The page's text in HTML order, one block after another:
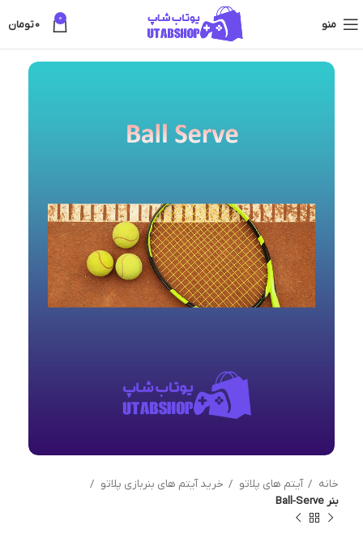
منو 0
0تومان
خانه آیتم های پلاتو
خرید آیتم های بنربازی پلاتو
بنر Ball-Serve